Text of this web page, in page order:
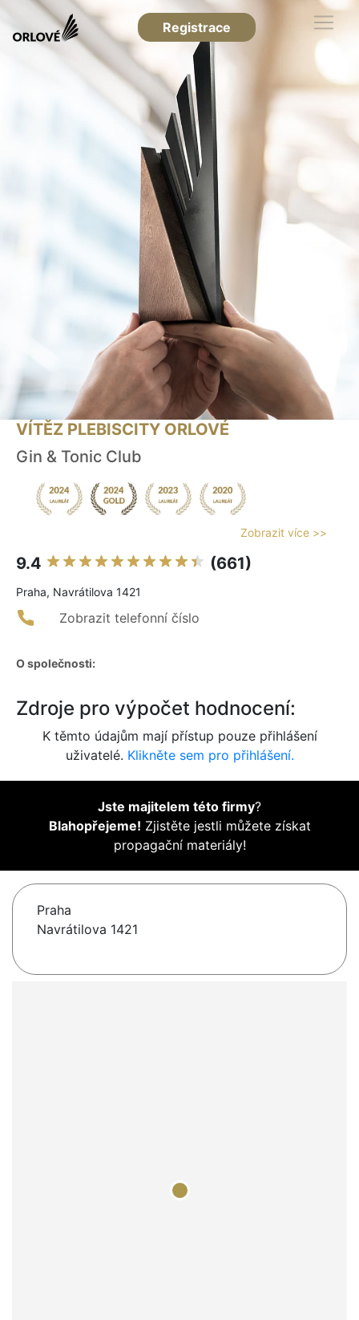
Registrace
VÍTĚZ PLEBISCITY ORLOVÉ
Gin & Tonic Club
Zobrazit více >>
9.4 (661)
Praha, Navrátilova 1421
Zobrazit telefonní číslo
O společnosti:
Zdroje pro výpočet hodnocení:
K těmto údajům mají přístup pouze přihlášení
uživatelé. Klikněte sem pro přihlášení.
Jste majitelem této firmy?
Blahopřejeme! Zjistěte jestli můžete získat
propagační materiály!
Praha
Navrátilova 1421